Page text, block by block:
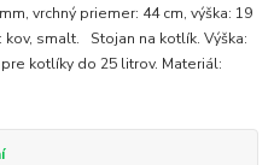
vrchný priemer: 44 cm, výška: 19
smalt. Stojan na kotlík. Výška:
kotlíky do 25 litrov. Materiál: